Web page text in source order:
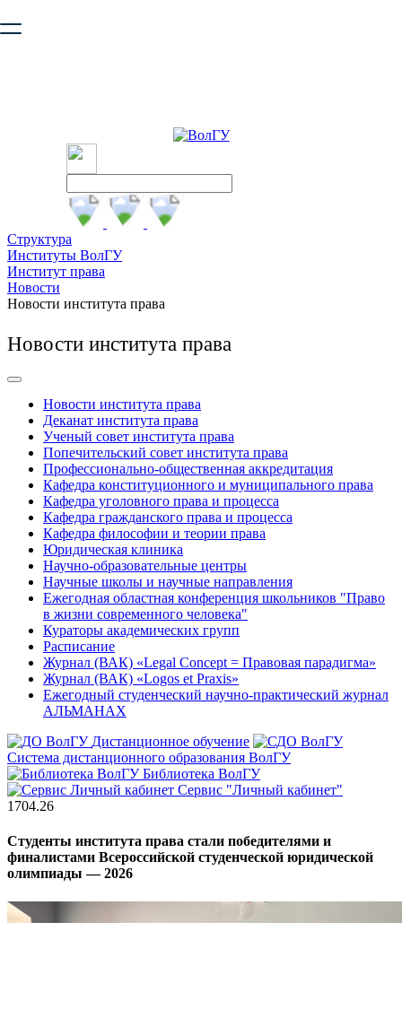
безопасную работу с сайтом. Пожалуйста
Структура
Институты ВолГУ
Институт права
Новости
Новости института права
Новости института права
Новости института права
Деканат института права
Ученый совет института права
Попечительский совет института права
Профессионально-общественная аккредитация
Кафедра конституционного и муниципального права
Кафедра уголовного права и процесса
Кафедра гражданского права и процесса
Кафедра философии и теории права
Юридическая клиника
Научно-образовательные центры
Научные школы и научные направления
Ежегодная областная конференция школьников "Право
в жизни современного человека"
Кураторы академических групп
Расписание
Журнал (ВАК) «Legal Concept = Правовая парадигма»
Журнал (ВАК) «Logos et Praxis»
Ежегодный студенческий научно-практический журнал
АЛЬМАНАХ
Дистанционное обучение
Система дистанционного образования ВолГУ
Библиотека ВолГУ
Сервис "Личный кабинет"
1704.26
Студенты института права стали победителями и
финалистами Всероссийской студенческой юридической
олимпиады — 2026